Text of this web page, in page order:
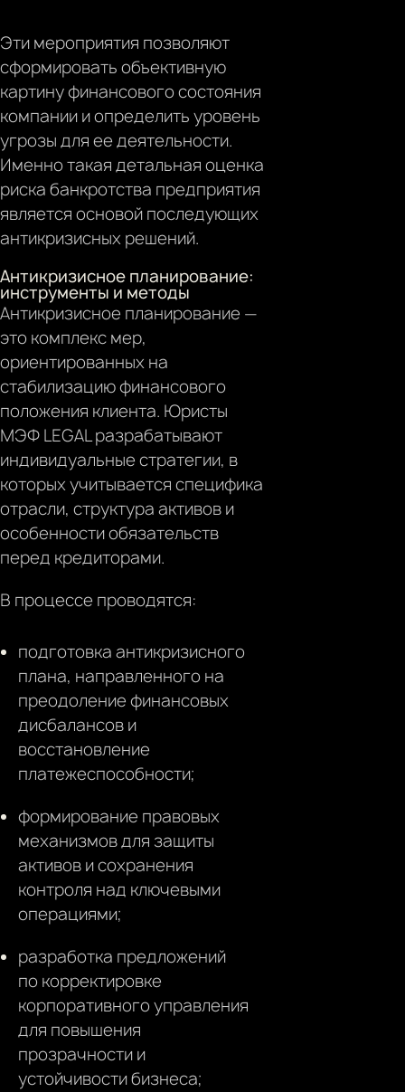
Эти мероприятия позволяют
сформировать объективную
картину финансового состояния
компании и определить уровень
угрозы для ее деятельности.
Именно такая детальная оценка
риска банкротства предприятия
является основой последующих
антикризисных решений.
Антикризисное планирование:
инструменты и методы
Антикризисное планирование —
это комплекс мер,
ориентированных на
стабилизацию финансового
положения клиента. Юристы
МЭФ LEGAL разрабатывают
индивидуальные стратегии, в
которых учитывается специфика
отрасли, структура активов и
особенности обязательств
перед кредиторами.
В процессе проводятся:
подготовка антикризисного
плана, направленного на
преодоление финансовых
дисбалансов и
восстановление
платежеспособности;
формирование правовых
механизмов для защиты
активов и сохранения
контроля над ключевыми
операциями;
разработка предложений
по корректировке
корпоративного управления
для повышения
прозрачности и
устойчивости бизнеса;